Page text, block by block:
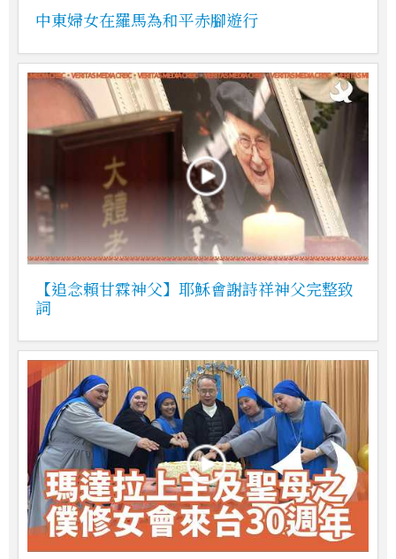
中東婦女在羅馬為和平赤腳遊行
【追念賴甘霖神父】耶穌會謝詩祥神父完整致
詞